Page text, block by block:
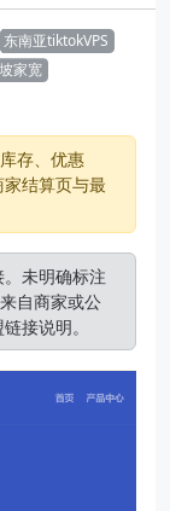
东南亚tiktokVPS
家宽
存、优惠
结算页与最
未明确标注
自商家或公
链接说明。